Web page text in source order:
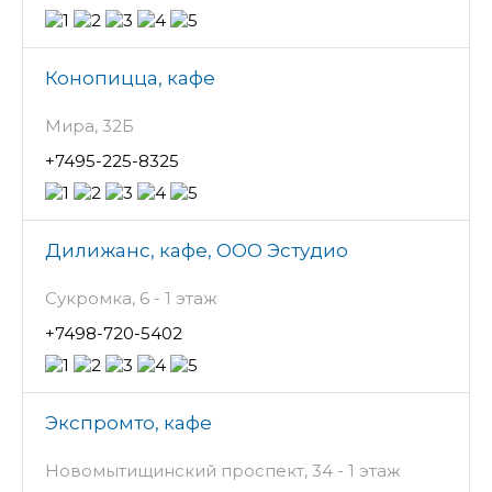
Конопицца, кафе
Мира, 32Б
+7495-225-8325
Дилижанс, кафе, ООО Эстудио
Сукромка, 6 - 1 этаж
+7498-720-5402
Экспромто, кафе
Новомытищинский проспект, 34 - 1 этаж